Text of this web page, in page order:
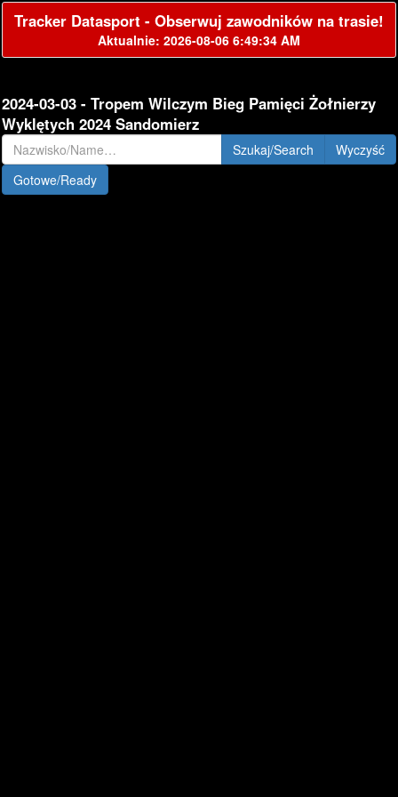
Tracker Datasport - Obserwuj zawodników na trasie!
Aktualnie: 2026-08-06 6:49:34 AM
2024-03-03 - Tropem Wilczym Bieg Pamięci Żołnierzy
Wyklętych 2024 Sandomierz
Szukaj/Search
Gotowe/Ready